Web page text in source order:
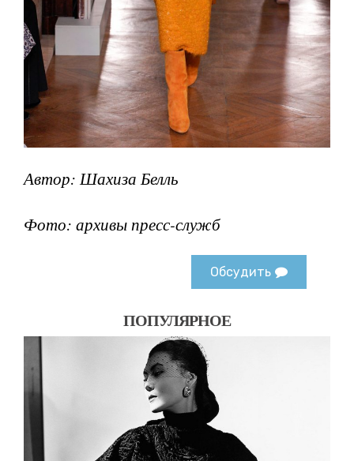
Автор: Шахиза Белль
Фото: архивы пресс-служб
Обсудить
ПОПУЛЯРНОЕ